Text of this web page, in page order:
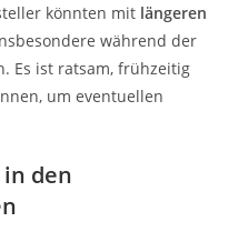
könnten mit längeren
während der
Es ist ratsam, frühzeitig
um eventuellen
den